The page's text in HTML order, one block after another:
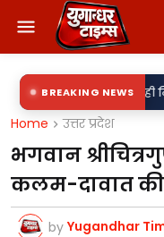
BREAKING NEWS
दो सिपाही निलंबित, मुकदमा
Home उत्तर प्रदेश
भगवान
कलम-दावात
by Yugandhar